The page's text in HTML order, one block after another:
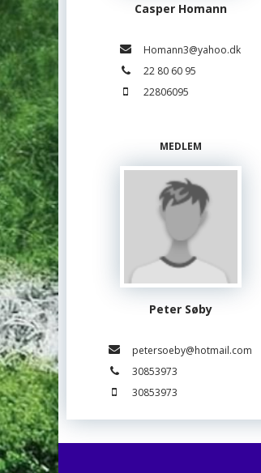
Casper Homann
Homann3@yahoo.dk
22 80 60 95
22806095
MEDLEM
Peter Søby
petersoeby@hotmail.com
30853973
30853973